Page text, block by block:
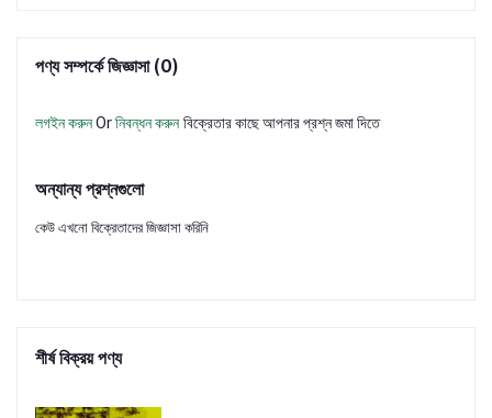
পণ্য সম্পর্কে জিজ্ঞাসা (0)
লগইন করুনOrনিবন্ধন করুন বিক্রেতার কাছে আপনার প্রশ্ন জমা দিতে
অন্যান্য প্রশ্নগুলো
কেউ এখনো বিক্রেতাদের জিজ্ঞাসা করিনি
শীর্ষ বিক্রয় পণ্য